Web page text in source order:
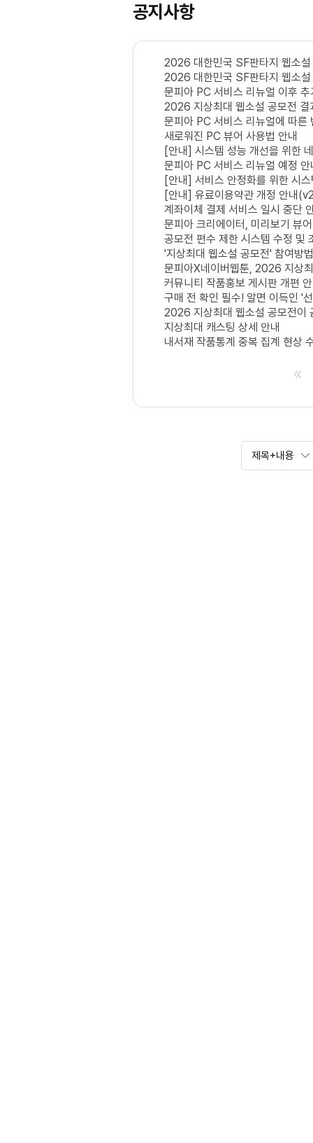
공지사항
2026 대한민국 SF판타지 웹소설
2026 대한민국 SF판타지 웹소설
문피아 PC 서비스 리뉴얼 이후
2026 지상최대 웹소설 공모전 결
문피아 PC 서비스 리뉴얼에 따른
새로워진 PC 뷰어 사용법 안내
[안내] 시스템 성능 개선을 위한
문피아 PC 서비스 리뉴얼 예정 안
[안내] 서비스 안정화를 위한 시
[안내] 유료이용약관 개정 안내
계좌이체 결제 서비스 일시 중단
문피아 크리에이터, 미리보기 뷰
공모전 편수 제한 시스템 수정 및
'지상최대 웹소설 공모전' 참여방
문피아X네이버웹툰, 2026 지상
커뮤니티 작품홍보 게시판 개편
구매 전 확인 필수! 알면 이득인 '
2026 지상최대 웹소설 공모전이
지상최대 캐스팅 상세 안내
내서재 작품통계 중복 집계 현상
제목+내용